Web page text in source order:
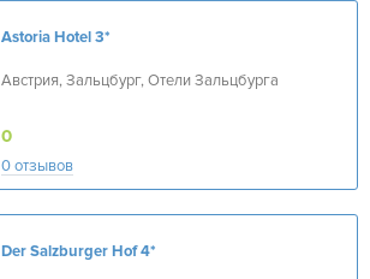
Astoria Hotel3*
Австрия, Зальцбург, Отели Зальцбурга
0
0 отзывов
Der Salzburger Hof4*